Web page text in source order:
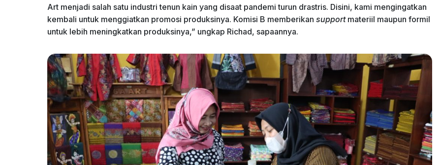
Art menjadi salah satu industri tenun kain yang disaat pandemi turun drastris. Disini, kami mengingatkan
kembali untuk menggiatkan promosi produksinya. Komisi B memberikan support materiil maupun formil
untuk lebih meningkatkan produksinya,” ungkap Richad, sapaannya.